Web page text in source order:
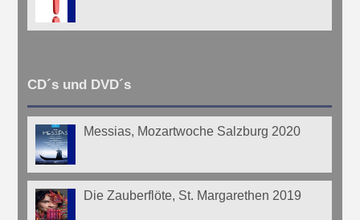
CD´s und DVD´s
Messias, Mozartwoche Salzburg 2020
Die Zauberflöte, St. Margarethen 2019